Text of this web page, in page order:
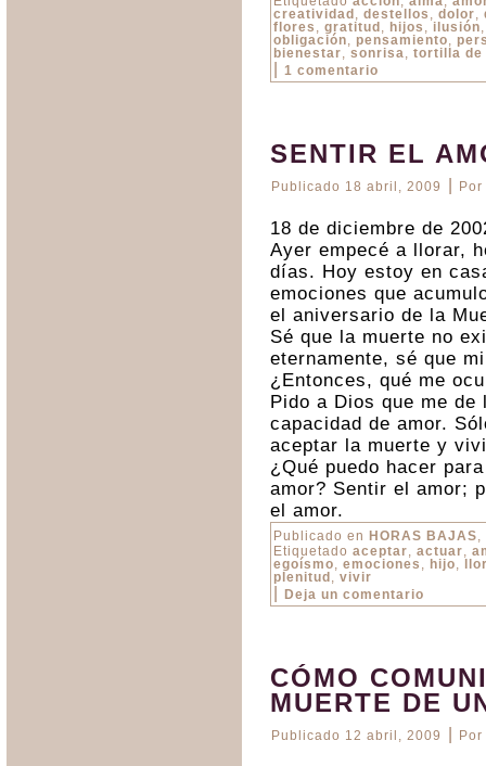
creatividad , destellos , dolor,
flores , gratitud , hijos , ilusión
obligación, pensamiento,
bienestar, sonrisa, tortilla de
1 comentario
SENTIR EL
Publicado 18 abril, 2009 Por
18 de diciembre de
Ayer empecé a llorar,
días. Hoy estoy en
emociones que
el aniversario de la
Sé que la muerte no
eternamente, sé que
¿Entonces, qué me
Pido a Dios que me
capacidad de amor.
aceptar la muerte y
¿Qué puedo hacer
amor? Sentir el amor;
el amor.
Publicado en HORAS BAJAS,
Etiquetado aceptar, actuar,
egoísmo, emociones , hijo,
plenitud , vivir
Deja un comentario
CÓMO
MUERTE DE
Publicado 12 abril, 2009 Por